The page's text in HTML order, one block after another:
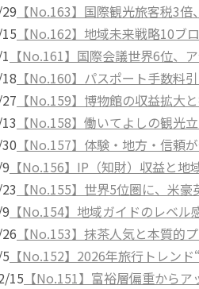
【No.163】国際観光旅客税3
【No.162】地域未来戦略10ブ
【No.161】国際会議世界6位、
【No.160】パスポート手数料
【No.159】博物館の収益拡大
【No.158】働いてよしの観光
【No.157】体験・地方・信頼
【No.156】IP（知財）収益と地
【No.155】世界5位圏に、米
【No.154】地域ガイドのレベル
【No.153】抹茶人気と本質的
【No.152】2026年旅行トレン
15 【No.151】富裕層偏重から